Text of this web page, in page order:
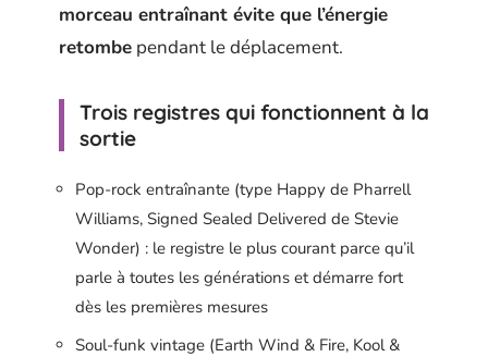
morceau entraînant évite que l’énergie
retombe pendant le déplacement.
Trois registres qui fonctionnent à la
sortie
Pop-rock entraînante (type Happy de Pharrell
Williams, Signed Sealed Delivered de Stevie
Wonder) : le registre le plus courant parce qu’il
parle à toutes les générations et démarre fort
dès les premières mesures
Soul-funk vintage (Earth Wind & Fire, Kool &